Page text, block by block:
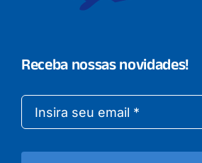
Receba nossas novidades!